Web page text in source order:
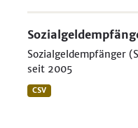
Sozialgeldempfänger
seit 2005
CSV